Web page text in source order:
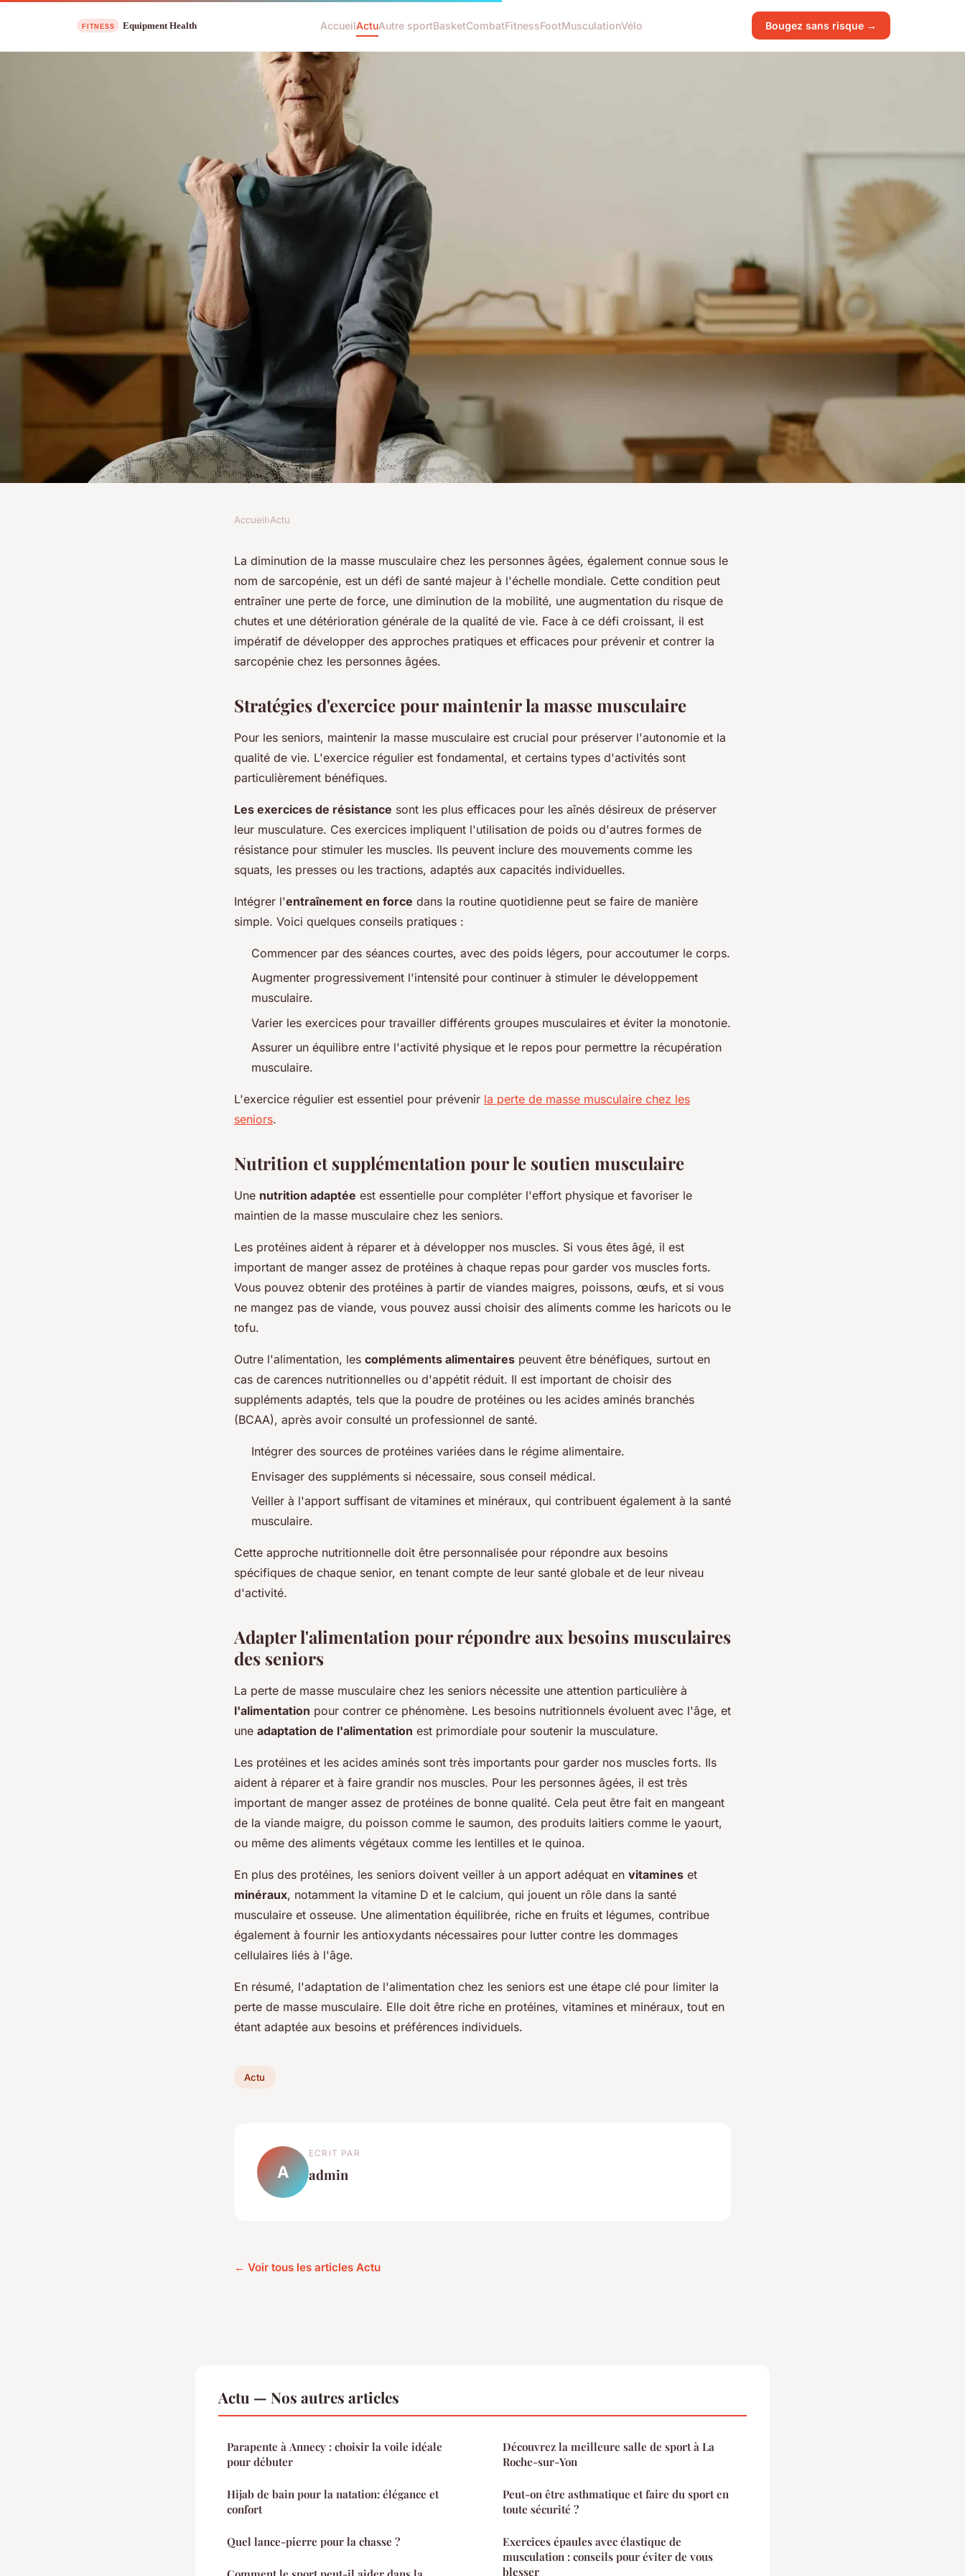
AccueilActuAutre sportBasketCombatFitnessFootMusculationVélo Bougez sans risque →
Approches pratiques pour contrer la
diminution de la masse musculaire
chez les personnes âgées
Accueil›Actu
La diminution de la masse musculaire chez les personnes âgées, également connue sous le
nom de sarcopénie, est un défi de santé majeur à l'échelle mondiale. Cette condition peut
entraîner une perte de force, une diminution de la mobilité, une augmentation du risque de
chutes et une détérioration générale de la qualité de vie. Face à ce défi croissant, il est
impératif de développer des approches pratiques et efficaces pour prévenir et contrer la
sarcopénie chez les personnes âgées.
Stratégies d'exercice pour maintenir la masse musculaire
Pour les seniors, maintenir la masse musculaire est crucial pour préserver l'autonomie et la
qualité de vie. L'exercice régulier est fondamental, et certains types d'activités sont
particulièrement bénéfiques.
Les exercices de résistance sont les plus efficaces pour les aînés désireux de préserver
leur musculature. Ces exercices impliquent l'utilisation de poids ou d'autres formes de
résistance pour stimuler les muscles. Ils peuvent inclure des mouvements comme les
squats, les presses ou les tractions, adaptés aux capacités individuelles.
Intégrer l'entraînement en force dans la routine quotidienne peut se faire de manière
simple. Voici quelques conseils pratiques :
Commencer par des séances courtes, avec des poids légers, pour accoutumer le corps.
Augmenter progressivement l'intensité pour continuer à stimuler le développement
musculaire.
Varier les exercices pour travailler différents groupes musculaires et éviter la monotonie.
Assurer un équilibre entre l'activité physique et le repos pour permettre la récupération
musculaire.
L'exercice régulier est essentiel pour prévenir la perte de masse musculaire chez les
seniors.
Nutrition et supplémentation pour le soutien musculaire
Une nutrition adaptée est essentielle pour compléter l'effort physique et favoriser le
maintien de la masse musculaire chez les seniors.
Les protéines aident à réparer et à développer nos muscles. Si vous êtes âgé, il est
important de manger assez de protéines à chaque repas pour garder vos muscles forts.
Vous pouvez obtenir des protéines à partir de viandes maigres, poissons, œufs, et si vous
ne mangez pas de viande, vous pouvez aussi choisir des aliments comme les haricots ou le
tofu.
Outre l'alimentation, les compléments alimentaires peuvent être bénéfiques, surtout en
cas de carences nutritionnelles ou d'appétit réduit. Il est important de choisir des
suppléments adaptés, tels que la poudre de protéines ou les acides aminés branchés
(BCAA), après avoir consulté un professionnel de santé.
Intégrer des sources de protéines variées dans le régime alimentaire.
Envisager des suppléments si nécessaire, sous conseil médical.
Veiller à l'apport suffisant de vitamines et minéraux, qui contribuent également à la santé
musculaire.
Cette approche nutritionnelle doit être personnalisée pour répondre aux besoins
spécifiques de chaque senior, en tenant compte de leur santé globale et de leur niveau
d'activité.
Adapter l'alimentation pour répondre aux besoins musculaires
des seniors
La perte de masse musculaire chez les seniors nécessite une attention particulière à
l'alimentation pour contrer ce phénomène. Les besoins nutritionnels évoluent avec l'âge, et
une adaptation de l'alimentation est primordiale pour soutenir la musculature.
Les protéines et les acides aminés sont très importants pour garder nos muscles forts. Ils
aident à réparer et à faire grandir nos muscles. Pour les personnes âgées, il est très
important de manger assez de protéines de bonne qualité. Cela peut être fait en mangeant
de la viande maigre, du poisson comme le saumon, des produits laitiers comme le yaourt,
ou même des aliments végétaux comme les lentilles et le quinoa.
En plus des protéines, les seniors doivent veiller à un apport adéquat en vitamines et
minéraux, notamment la vitamine D et le calcium, qui jouent un rôle dans la santé
musculaire et osseuse. Une alimentation équilibrée, riche en fruits et légumes, contribue
également à fournir les antioxydants nécessaires pour lutter contre les dommages
cellulaires liés à l'âge.
En résumé, l'adaptation de l'alimentation chez les seniors est une étape clé pour limiter la
perte de masse musculaire. Elle doit être riche en protéines, vitamines et minéraux, tout en
étant adaptée aux besoins et préférences individuels.
Actu
A
ECRIT PAR
admin
← Voir tous les articles Actu
Actu — Nos autres articles
Parapente à Annecy : choisir la voile idéale
pour débuter
Hijab de bain pour la natation: élégance et
confort
Quel lance-pierre pour la chasse ?
Découvrez la meilleure salle de sport à La
Roche-sur-Yon
Peut-on être asthmatique et faire du sport en
toute sécurité ?
Exercices épaules avec élastique de
musculation : conseils pour éviter de vous
blesser